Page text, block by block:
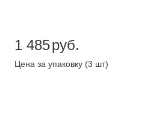
1 485руб.
Цена за упаковку (3 шт)